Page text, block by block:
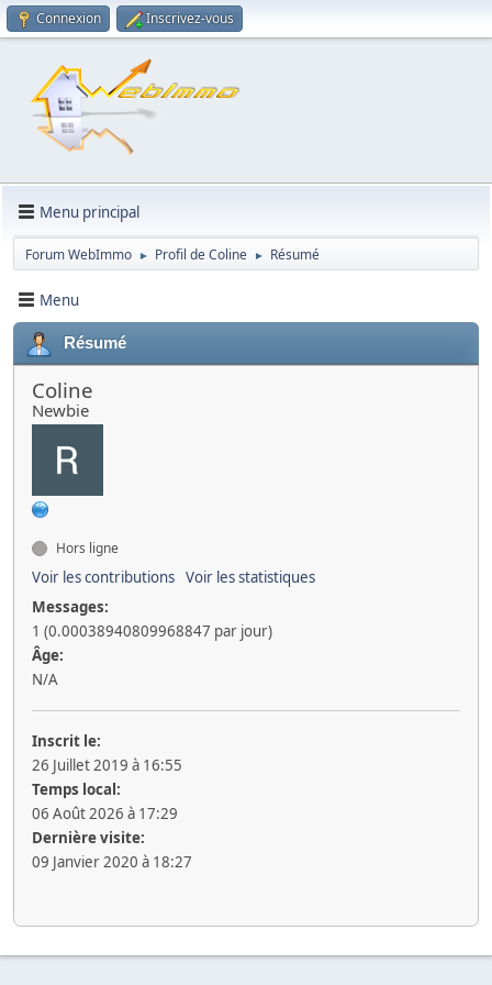
Connexion Inscrivez-vous
Menu principal
Forum WebImmo ► Profil de Coline ► Résumé
Menu
Résumé
Coline
Newbie
Hors ligne
Voir les contributions Voir les statistiques
Messages:
1 (0.00038940809968847 par jour)
Âge:
N/A
Inscrit le:
26 Juillet 2019 à 16:55
Temps local:
06 Août 2026 à 17:29
Dernière visite:
09 Janvier 2020 à 18:27